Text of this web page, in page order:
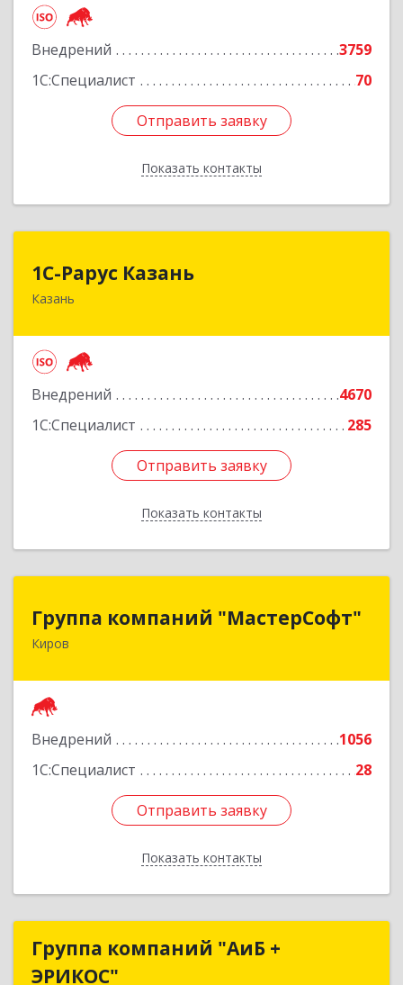
Внедрений
3759
1С:Специалист
70
Отправить заявку
Показать контакты
Отправить заявку
Назад
1С-Рарус Казань
Казань
Внедрений
4670
1С:Специалист
285
Отправить заявку
Показать контакты
420088, Татарстан Респ, Казань г, Победы пр-
Отправить заявку
Назад
Группа компаний "МастерСофт"
Киров
Внедрений
1056
1С:Специалист
28
Отправить заявку
Показать контакты
Группа компаний "МастерСофт"
610017, Кировская обл, Киров г, Маклина ул,
Отправить заявку
Назад
Группа компаний "АиБ +
ЭРИКОС"
Группа компаний "АиБ +